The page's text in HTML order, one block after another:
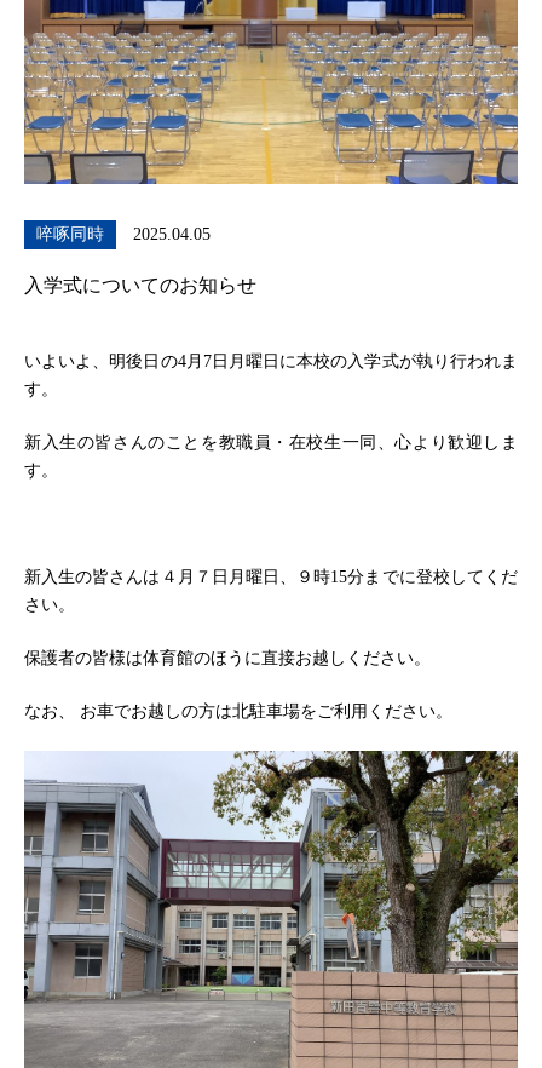
啐啄同時 2025.04.05
入学式についてのお知らせ
いよいよ、明後日の4月7日月曜日に本校の入学式が執り行われま
す。
新入生の皆さんのことを教職員・在校生一同、心より歓迎しま
す。
新入生の皆さんは４月７日月曜日、９時15分までに登校してくだ
さい。
保護者の皆様は体育館のほうに直接お越しください。
なお、 お車でお越しの方は北駐車場をご利用ください。